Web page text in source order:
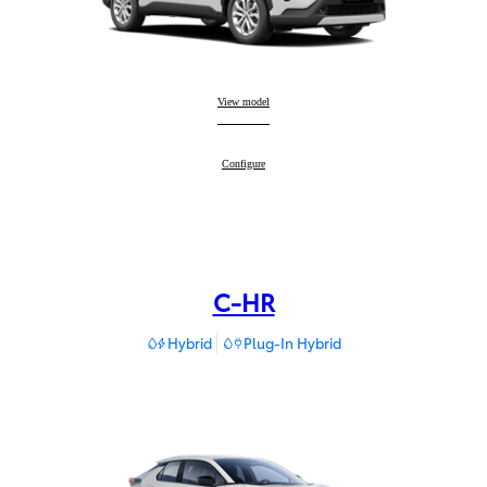
Corolla Cross
View model
Corolla Cross
Configure
C-HR
Hybrid Plug-In Hybrid